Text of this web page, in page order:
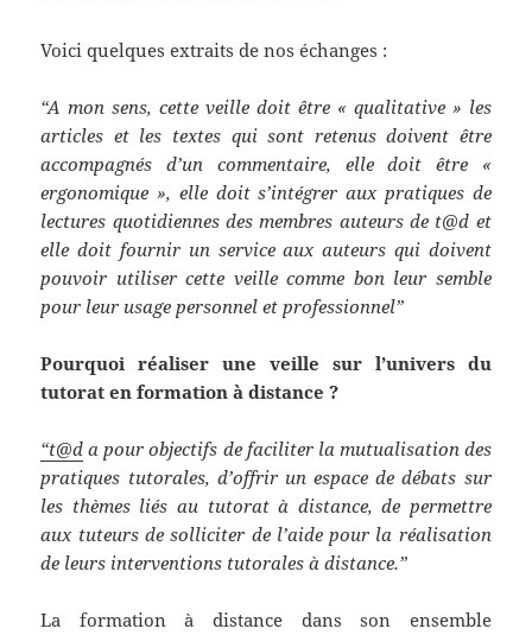
Voici quelques extraits de nos échanges :
“A mon sens, cette veille doit être « qualitative » les
articles et les textes qui sont retenus doivent être
accompagnés d’un commentaire, elle doit être «
ergonomique », elle doit s’intégrer aux pratiques de
lectures quotidiennes des membres auteurs de t@d et
elle doit fournir un service aux auteurs qui doivent
pouvoir utiliser cette veille comme bon leur semble
pour leur usage personnel et professionnel”
Pourquoi réaliser une veille sur l’univers du
tutorat en formation à distance ?
“t@d a pour objectifs de faciliter la mutualisation des
pratiques tutorales, d’offrir un espace de débats sur
les thèmes liés au tutorat à distance, de permettre
aux tuteurs de solliciter de l’aide pour la réalisation
de leurs interventions tutorales à distance.”
La formation à distance dans son ensemble